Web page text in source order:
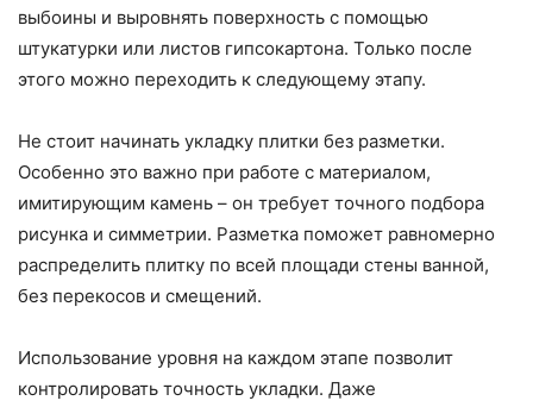
выбоины и выровнять поверхность с помощью
штукатурки или листов гипсокартона. Только после
этого можно переходить к следующему этапу.
Не стоит начинать укладку плитки без разметки.
Особенно это важно при работе с материалом,
имитирующим камень – он требует точного подбора
рисунка и симметрии. Разметка поможет равномерно
распределить плитку по всей площади стены ванной,
без перекосов и смещений.
Использование уровня на каждом этапе позволит
контролировать точность укладки. Даже